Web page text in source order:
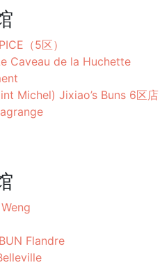
（5区）
Caveau de la Huchette
Michel) Jixiao’s Buns 6区店
Flandre